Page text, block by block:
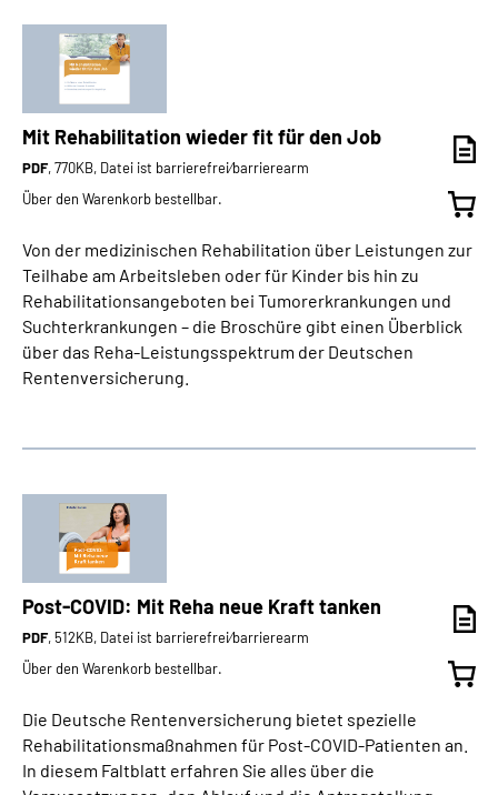
Mit Rehabilitation wieder fit für den Job
PDF, 770KB, Datei ist barrierefrei⁄barrierearm
Über den Warenkorb bestellbar.
Von der medizinischen Rehabilitation über Leistungen zur
Teilhabe am Arbeitsleben oder für Kinder bis hin zu
Rehabilitationsangeboten bei Tumorerkrankungen und
Suchterkrankungen – die Broschüre gibt einen Überblick
über das Reha-Leistungsspektrum der Deutschen
Rentenversicherung.
Post-COVID: Mit Reha neue Kraft tanken
PDF, 512KB, Datei ist barrierefrei⁄barrierearm
Über den Warenkorb bestellbar.
Die Deutsche Rentenversicherung bietet spezielle
Rehabilitationsmaßnahmen für Post-COVID-Patienten an.
In diesem Faltblatt erfahren Sie alles über die